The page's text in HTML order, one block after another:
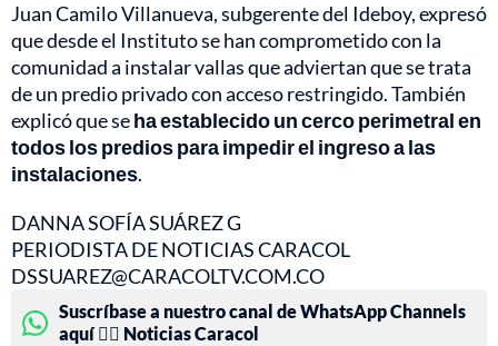
Juan Camilo Villanueva, subgerente del Ideboy, expresó
que desde el Instituto se han comprometido con la
comunidad a instalar vallas que adviertan que se trata
de un predio privado con acceso restringido. También
explicó que seha establecido un cerco perimetral en
todos los predios para impedir el ingreso a las
instalaciones.
DANNA SOFÍA SUÁREZ G
PERIODISTA DE NOTICIAS CARACOL
DSSUAREZ@CARACOLTV.COM.CO
Suscríbase a nuestro canal de WhatsApp Channels
aquí 👉🏻 Noticias Caracol